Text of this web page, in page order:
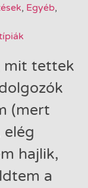
, Egyéb,
mit tettek
(mert
elég
hajlik,
a